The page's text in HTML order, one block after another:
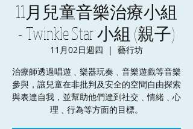
11月兒童音樂治療小組
- Twinkle Star 小組 (親子)
11月02日週四
  |
藝行坊
治療師透過唱遊﹑樂器玩奏﹑音樂遊戲等音樂
參與，讓兒童在非批判及安全的空間自由探索
與表達自我，並幫助他們達到社交﹑情緒﹑心
理﹑行為等方面的目標。